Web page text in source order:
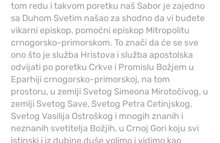
tom redu i takvom poretku naš Sabor je zajedno
sa Duhom Svetim našao za shodno da vi budete
vikarni episkop, pomoćni episkop Mitropolitu
crnogorsko-primorskom. To znači da će se sve
ono što je služba Hristova i služba apostolska
odvijati po poretku Crkve i Promislu Božjem u
Eparhiji crnogorsko-primorskoj, na tom
prostoru, u zemlji Svetog Simeona Mirotočivog, u
zemlji Svetog Save, Svetog Petra Cetinjskog,
Svetog Vasilija Ostroškog i mnogih znanih i
neznanih svetitelja Božjih, u Crnoj Gori koju svi
istinski i iz dubine duše volimo i vidimo kao